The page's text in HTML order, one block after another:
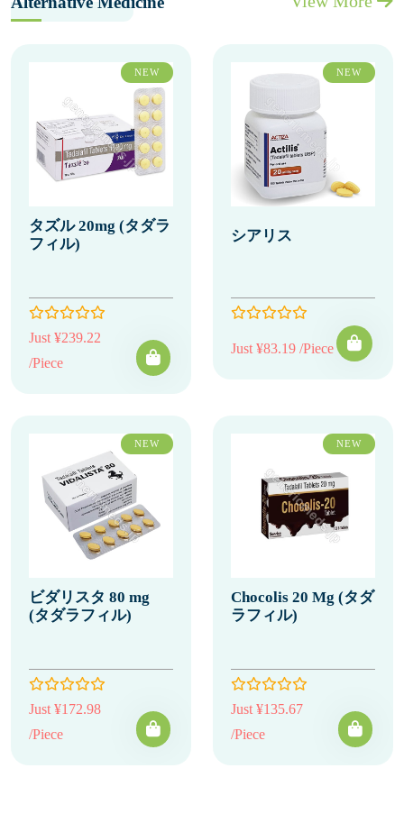
NEW
タズル 20mg (タダラ
フィル)
Just ¥239.22
/Piece
NEW
シアリス
Just ¥83.19 /Piece
NEW
ビダリスタ 80 mg
(タダラフィル)
Just ¥172.98
/Piece
NEW
Chocolis 20 Mg (タダ
ラフィル)
Just ¥135.67
/Piece